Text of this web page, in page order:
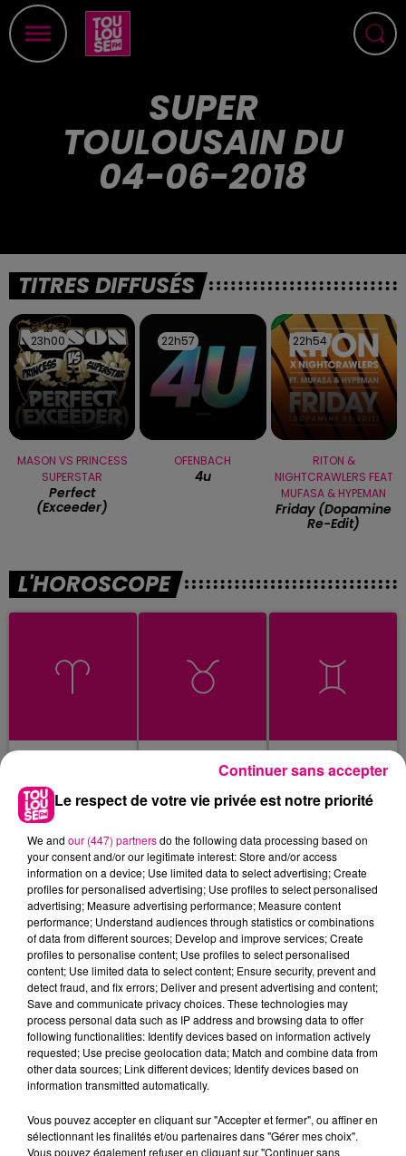
SUPER
TOULOUSAIN DU
04-06-2018
TITRES DIFFUSÉS
23h00
23h00
MASON VS PRINCESS
SUPERSTAR
Perfect
(exceeder)
22h57
22h57
OFENBACH
4u
22h54
22h54
RITON &
NIGHTCRAWLERS FEAT
MUFASA & HYPEMAN
Friday (dopamine
Re-Edit)
L'HOROSCOPE
Cancer Lion Vierge
Balance Scorpion
Le respect de votre vie privée est notre priorité
We and our (447) partnersdo the following data processing based on
your consent and/or our legitimate interest: Store and/or access
information on a device; Use limited data to select advertising; Create
profiles for personalised advertising; Use profiles to select personalised
advertising; Measure advertising performance; Measure content
performance; Understand audiences through statistics or combinations
of data from different sources; Develop and improve services; Create
profiles to personalise content; Use profiles to select personalised
content; Use limited data to select content; Ensure security, prevent and
detect fraud, and fix errors; Deliver and present advertising and content;
Save and communicate privacy choices. These technologies may
process personal data such as IP address and browsing data to offer
following functionalities: Identify devices based on information actively
requested; Use precise geolocation data; Match and combine data from
other data sources; Link different devices; Identify devices based on
information transmitted automatically.
Vous pouvez accepter en cliquant sur "Accepter et fermer", ou affiner en
sélectionnant les finalités et/ou partenaires dans "Gérer mes choix".
Vous pouvez également refuser en cliquant sur "Continuer sans
Continuer sans accepter